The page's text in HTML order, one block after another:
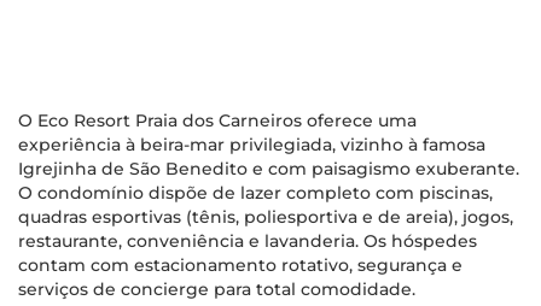
O Eco Resort Praia dos Carneiros oferece uma
experiência à beira-mar privilegiada, vizinho à famosa
Igrejinha de São Benedito e com paisagismo exuberante.
O condomínio dispõe de lazer completo com piscinas,
quadras esportivas (tênis, poliesportiva e de areia), jogos,
restaurante, conveniência e lavanderia. Os hóspedes
contam com estacionamento rotativo, segurança e
serviços de concierge para total comodidade.